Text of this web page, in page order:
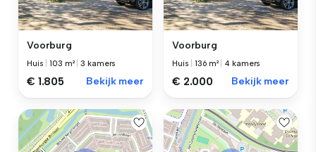
Voorburg
Huis |103 m² |3 kamers
€ 1.805 Bekijk meer
Voorburg
Huis |136 m² 4 kamers
€ 2.000 Bekijk meer